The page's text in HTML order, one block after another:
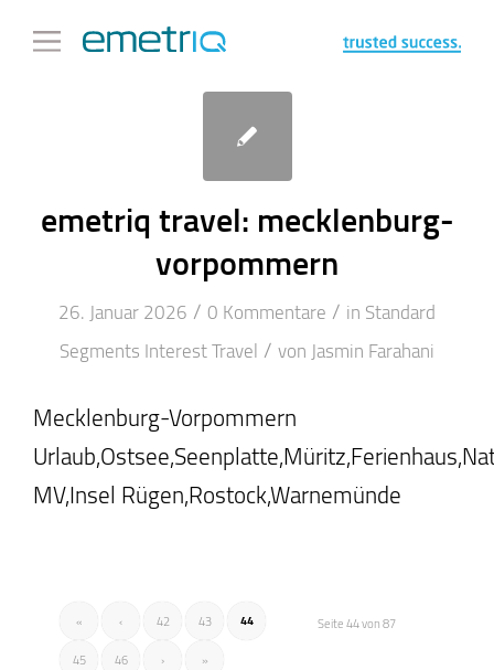
emetriq travel: mecklenburg-
vorpommern
26. Januar 2026 / 0 Kommentare / in Standard
Segments InterestTravel / von Jasmin Farahani
Mecklenburg-Vorpommern
MV,Insel Rügen,Rostock,Warnemünde
Seite 44 von 87
« ‹ 42 43 44
45 46 › »